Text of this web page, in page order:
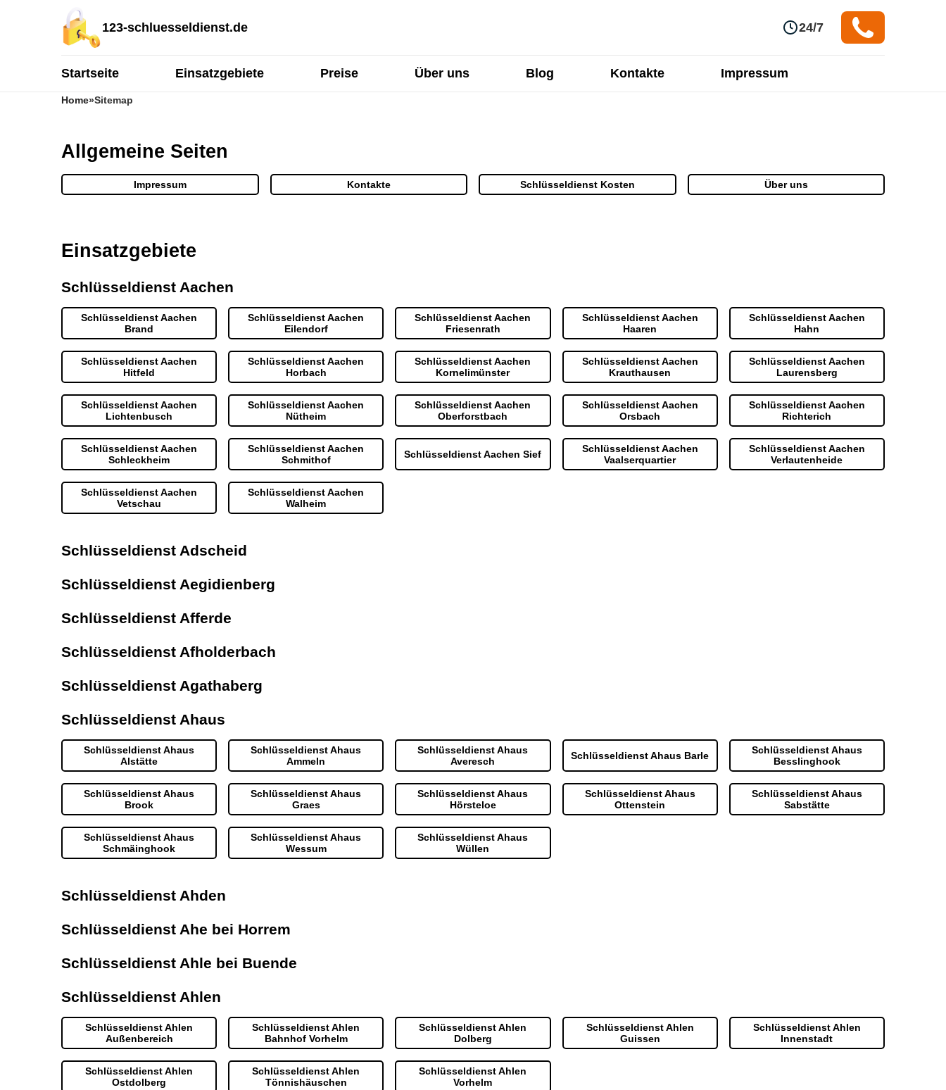
123-schluesseldienst.de 24/7
Startseite Einsatzgebiete Preise Über uns Blog Kontakte Impressum
Home»Sitemap
Allgemeine Seiten
Impressum Kontakte Schlüsseldienst Kosten Über uns
Einsatzgebiete
Schlüsseldienst Aachen
Schlüsseldienst Aachen
Brand
Schlüsseldienst Aachen
Eilendorf
Schlüsseldienst Aachen
Friesenrath
Schlüsseldienst Aachen
Haaren
Schlüsseldienst Aachen
Hahn
Schlüsseldienst Aachen
Hitfeld
Schlüsseldienst Aachen
Horbach
Schlüsseldienst Aachen
Kornelimünster
Schlüsseldienst Aachen
Krauthausen
Schlüsseldienst Aachen
Laurensberg
Schlüsseldienst Aachen
Lichtenbusch
Schlüsseldienst Aachen
Nütheim
Schlüsseldienst Aachen
Oberforstbach
Schlüsseldienst Aachen
Orsbach
Schlüsseldienst Aachen
Richterich
Schlüsseldienst Aachen
Schleckheim
Schlüsseldienst Aachen
Schmithof
Schlüsseldienst Aachen Sief
Schlüsseldienst Aachen
Vaalserquartier
Schlüsseldienst Aachen
Verlautenheide
Schlüsseldienst Aachen
Vetschau
Schlüsseldienst Aachen
Walheim
Schlüsseldienst Adscheid
Schlüsseldienst Aegidienberg
Schlüsseldienst Afferde
Schlüsseldienst Afholderbach
Schlüsseldienst Agathaberg
Schlüsseldienst Ahaus
Schlüsseldienst Ahaus
Alstätte
Schlüsseldienst Ahaus
Ammeln
Schlüsseldienst Ahaus
Averesch
Schlüsseldienst Ahaus Barle
Schlüsseldienst Ahaus
Besslinghook
Schlüsseldienst Ahaus
Brook
Schlüsseldienst Ahaus
Graes
Schlüsseldienst Ahaus
Hörsteloe
Schlüsseldienst Ahaus
Ottenstein
Schlüsseldienst Ahaus
Sabstätte
Schlüsseldienst Ahaus
Schmäinghook
Schlüsseldienst Ahaus
Wessum
Schlüsseldienst Ahaus
Wüllen
Schlüsseldienst Ahden
Schlüsseldienst Ahe bei Horrem
Schlüsseldienst Ahle bei Buende
Schlüsseldienst Ahlen
Schlüsseldienst Ahlen
Außenbereich
Schlüsseldienst Ahlen
Bahnhof Vorhelm
Schlüsseldienst Ahlen
Dolberg
Schlüsseldienst Ahlen
Guissen
Schlüsseldienst Ahlen
Innenstadt
Schlüsseldienst Ahlen
Ostdolberg
Schlüsseldienst Ahlen
Tönnishäuschen
Schlüsseldienst Ahlen
Vorhelm